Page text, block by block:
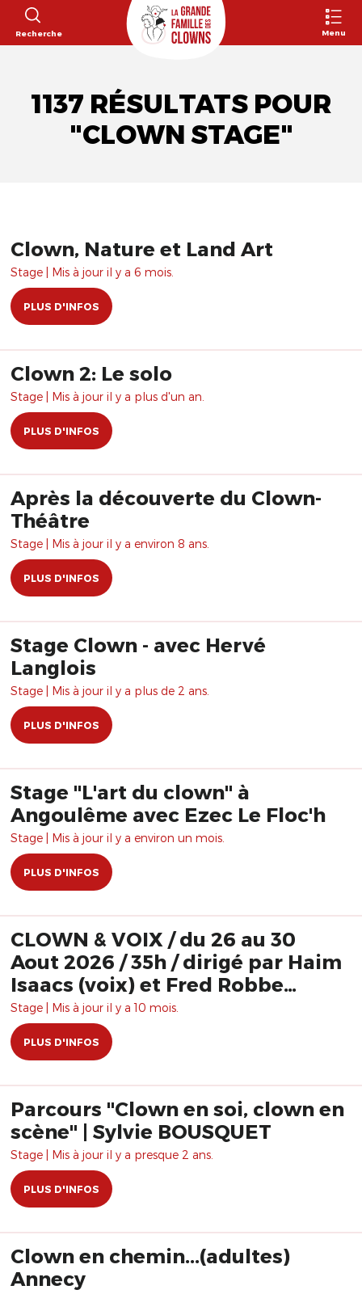
Recherche Menu
1137 RÉSULTATS POUR
"CLOWN STAGE"
Clown, Nature et Land Art
Stage | Mis à jour il y a 6 mois.
PLUS D'INFOS
Clown 2: Le solo
Stage | Mis à jour il y a plus d'un an.
PLUS D'INFOS
Après la découverte du Clown-
Théâtre
Stage | Mis à jour il y a environ 8 ans.
PLUS D'INFOS
Stage Clown - avec Hervé
Langlois
Stage | Mis à jour il y a plus de 2 ans.
PLUS D'INFOS
Stage "L'art du clown" à
Angoulême avec Ezec Le Floc'h
Stage | Mis à jour il y a environ un mois.
PLUS D'INFOS
CLOWN & VOIX / du 26 au 30
Aout 2026 / 35h / dirigé par Haim
Isaacs (voix) et Fred Robbe
(clown)
Stage | Mis à jour il y a 10 mois.
PLUS D'INFOS
Parcours "Clown en soi, clown en
scène" | Sylvie BOUSQUET
Stage | Mis à jour il y a presque 2 ans.
PLUS D'INFOS
Clown en chemin...(adultes)
Annecy